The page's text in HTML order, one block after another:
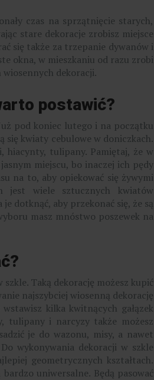
czas na sprzątnięcie starych,
stare dekoracje zrobisz miejsce
się także za trzepanie dywanów i
okna, w mieszkaniu od razu zrobi
wiosennych dekoracji.
postawić?
pod koniec lutego i na początku
się kwiaty cebulowe w doniczkach.
hiacynty, tulipany. Pamiętaj, że w
miejscu, bo inaczej ich pędy
na to, aby opiekować się żywymi
jest wiele sztucznych kwiatów
dotknąć, aby przekonać się, że są
masz mnóstwo poszewek na
Taką dekorację możesz kupić
najszybciej wiosenną dekorację
kilka kwitnących gałązek
tulipany i narcyzy także możesz
je do wazonu, misy, a nawet
wykonywania dekoracji w szkle
geometrycznych kształtach.
uniwersalne. Będą pasować